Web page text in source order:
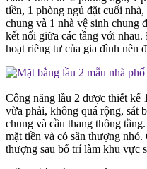
tiền, 1 phòng ngủ đặt cuối
chung và 1 nhà vệ sinh chung
kết nối giữa các tầng với
hoạt riêng tư của gia đình nên
Công năng lầu 2 được thiết kế
vừa phải, không quá rộng, sát
chung và cầu thang thông
mặt tiền và có sân thượng
thượng sau bố trí làm khu vực